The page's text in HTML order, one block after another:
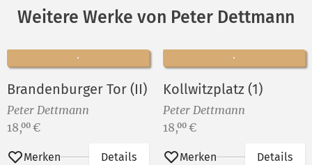
Weitere Werke von Peter Dettmann
Brandenburger Tor (II)
Peter Dettmann
Preis:
18,00 €
Merken Details
Kollwitzplatz (1)
Peter Dettmann
Preis:
18,00 €
Merken Details